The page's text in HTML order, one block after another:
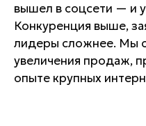
вышел в соцсети — и
Конкуренция выше,
лидеры сложнее. Мы
увеличения продаж,
опыте крупных